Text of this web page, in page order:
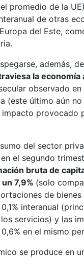
promedio de la
de otras
del Este,
además,
la economía
observado
(este último aún
impacto provocado
del sector
el segundo
bruta de
7,9% (solo
de
interanual
servicios) y las
en el mismo
se produce en